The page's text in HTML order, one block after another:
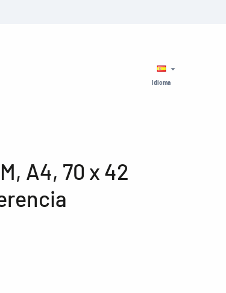
Idioma
A4, 70 x 42